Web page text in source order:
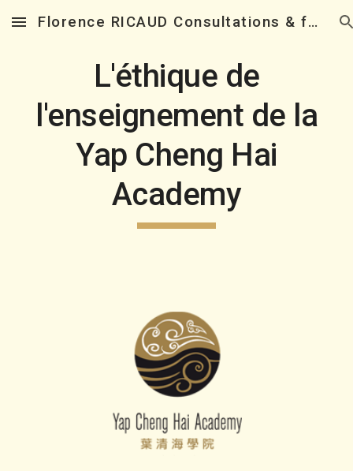
Skip to main content Skip to navigation
Florence RICAUD Consultations & formations en Feng Shui
L'éthique de
l'enseignement de la
Yap Cheng Hai
Academy